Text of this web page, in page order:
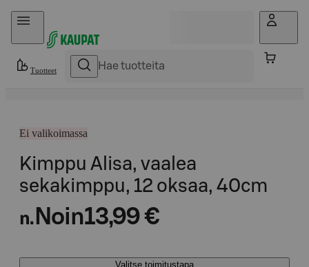
Hyppää sisältöön
Tuotteet
Ei valikoimassa
Kimppu Alisa, vaalea
sekakimppu, 12 oksaa, 40cm
n. Noin13,99 €
Valitse toimitustapa